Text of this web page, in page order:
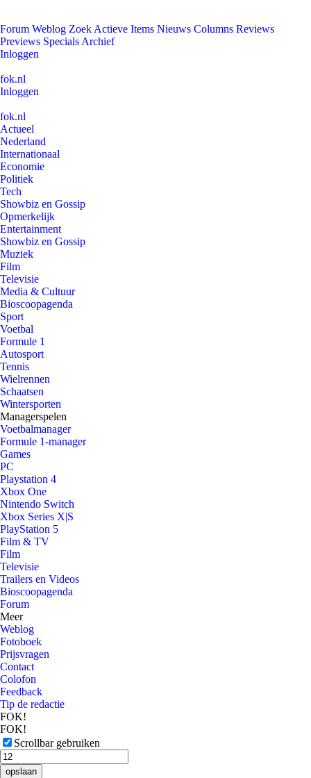
Forum Weblog Zoek Actieve Items Nieuws Columns Reviews
Previews Specials Archief
Inloggen
fok.nl
Inloggen
fok.nl
Actueel
Nederland
Internationaal
Economie
Politiek
Tech
Showbiz en Gossip
Opmerkelijk
Entertainment
Showbiz en Gossip
Muziek
Film
Televisie
Media & Cultuur
Bioscoopagenda
Sport
Voetbal
Formule 1
Autosport
Tennis
Wielrennen
Schaatsen
Wintersporten
Managerspelen
Voetbalmanager
Formule 1-manager
Games
PC
Playstation 4
Xbox One
Nintendo Switch
Xbox Series X|S
PlayStation 5
Film & TV
Film
Televisie
Trailers en Videos
Bioscoopagenda
Forum
Meer
Weblog
Fotoboek
Prijsvragen
Contact
Colofon
Feedback
Tip de redactie
FOK!
FOK!
Scrollbar gebruiken
opslaan